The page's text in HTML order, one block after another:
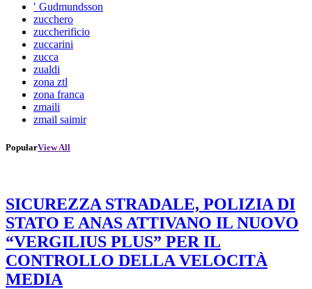
′ Gudmundsson
zucchero
zuccherificio
zuccarini
zucca
zualdi
zona ztl
zona franca
zmaili
zmail saimir
PopularView All
SICUREZZA STRADALE, POLIZIA DI
STATO E ANAS ATTIVANO IL NUOVO
“VERGILIUS PLUS” PER IL
CONTROLLO DELLA VELOCITÀ
MEDIA